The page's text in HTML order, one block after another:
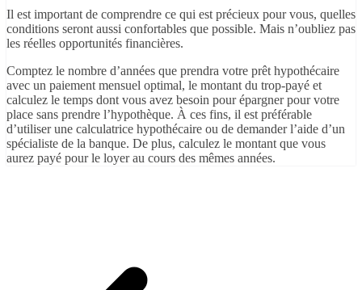
Il est important de comprendre ce qui est précieux pour vous, quelles
conditions seront aussi confortables que possible. Mais n’oubliez pas
les réelles opportunités financières.
Comptez le nombre d’années que prendra votre prêt hypothécaire
avec un paiement mensuel optimal, le montant du trop-payé et
calculez le temps dont vous avez besoin pour épargner pour votre
place sans prendre l’hypothèque. À ces fins, il est préférable
d’utiliser une calculatrice hypothécaire ou de demander l’aide d’un
spécialiste de la banque. De plus, calculez le montant que vous
aurez payé pour le loyer au cours des mêmes années.